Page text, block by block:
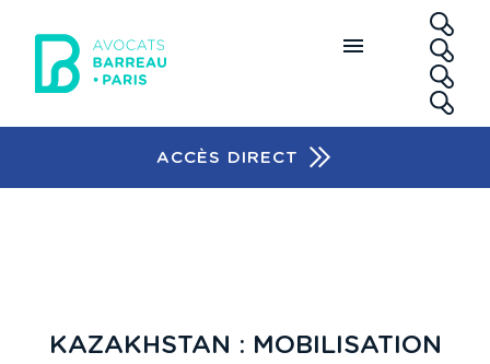
ACCÈS DIRECT
KAZAKHSTAN : MOBILISATION